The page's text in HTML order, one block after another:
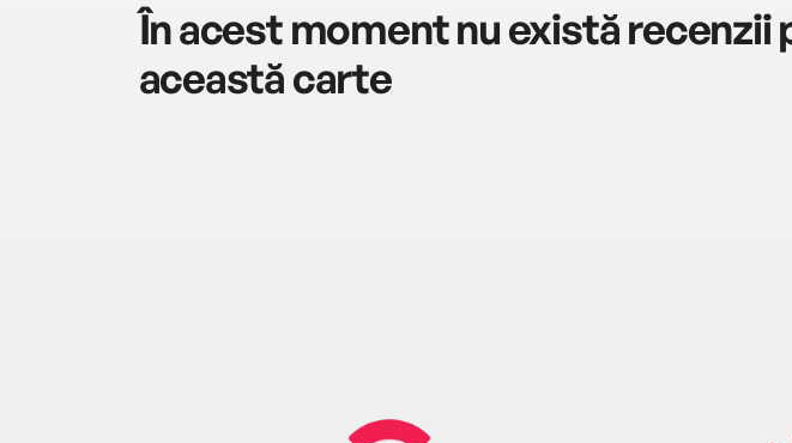
În acest moment nu există recenzii
această carte